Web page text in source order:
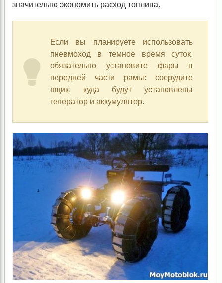
значительно экономить расход топлива.
Если вы планируете использовать
пневмоход в темное время суток,
обязательно установите фары в
передней части рамы: соорудите
ящик, куда будут установлены
генератор и аккумулятор.